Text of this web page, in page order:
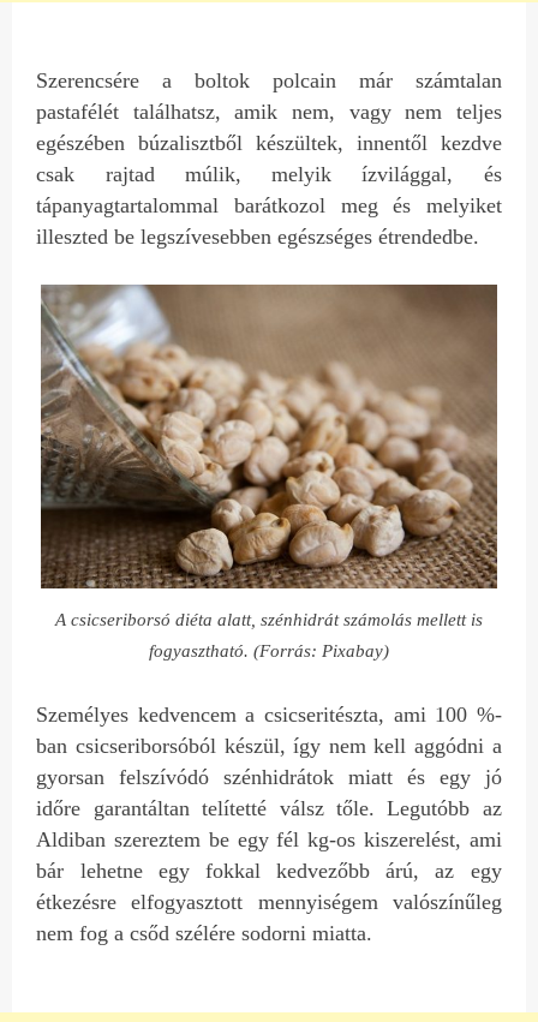
Szerencsére a boltok polcain már számtalan
pastafélét találhatsz, amik nem, vagy nem teljes
egészében búzalisztből készültek, innentől kezdve
csak rajtad múlik, melyik ízvilággal, és
tápanyagtartalommal barátkozol meg és melyiket
illeszted be legszívesebben egészséges étrendedbe.
A csicseriborsó diéta alatt, szénhidrát számolás mellett is
fogyasztható. (Forrás: Pixabay)
Személyes kedvencem a csicseritészta, ami 100 %-
ban csicseriborsóból készül, így nem kell aggódni a
gyorsan felszívódó szénhidrátok miatt és egy jó
időre garantáltan telítetté válsz tőle. Legutóbb az
Aldiban szereztem be egy fél kg-os kiszerelést, ami
bár lehetne egy fokkal kedvezőbb árú, az egy
étkezésre elfogyasztott mennyiségem valószínűleg
nem fog a csőd szélére sodorni miatta.